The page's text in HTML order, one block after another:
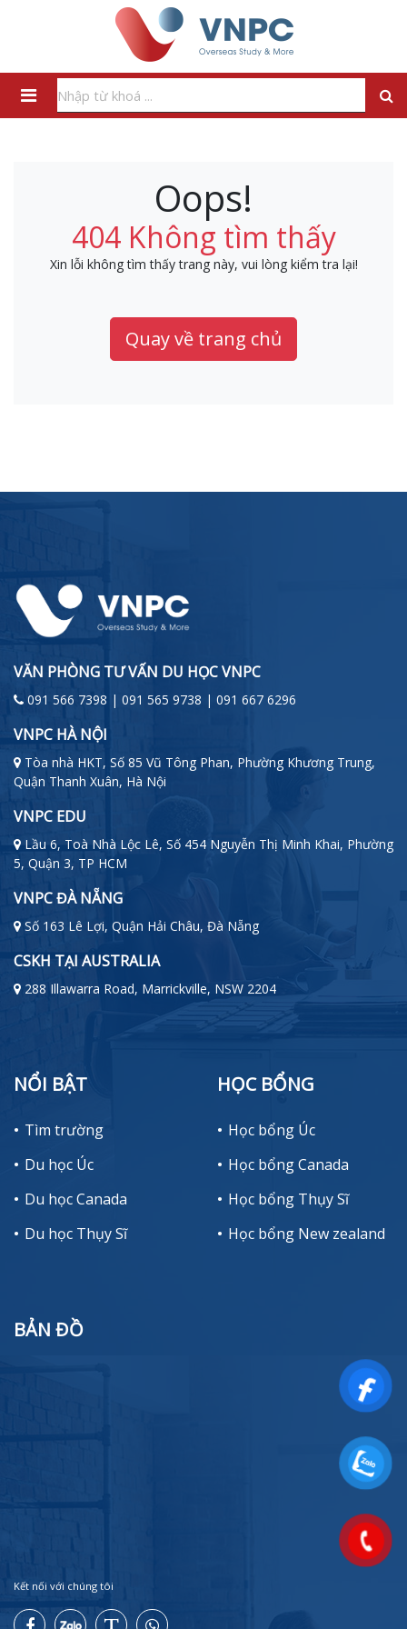
Oops!
404 Không tìm thấy
Xin lỗi không tìm thấy trang này, vui lòng kiểm tra lại!
Quay về trang chủ
VĂN PHÒNG TƯ VẤN DU HỌC VNPC
091 566 7398 | 091 565 9738 | 091 667 6296
VNPC HÀ NỘI
Tòa nhà HKT, Số 85 Vũ Tông Phan, Phường Khương Trung,
Quận Thanh Xuân, Hà Nội
VNPC EDU
Lầu 6, Toà Nhà Lộc Lê, Số 454 Nguyễn Thị Minh Khai, Phường
5, Quận 3, TP HCM
VNPC ĐÀ NẴNG
Số 163 Lê Lợi, Quận Hải Châu, Đà Nẵng
CSKH TẠI AUSTRALIA
288 Illawarra Road, Marrickville, NSW 2204
NỔI BẬT
Tìm trường
Du học Úc
Du học Canada
Du học Thụy Sĩ
HỌC BỔNG
Học bổng Úc
Học bổng Canada
Học bổng Thụy Sĩ
Học bổng New zealand
BẢN ĐỒ
Kết nối với chúng tôi